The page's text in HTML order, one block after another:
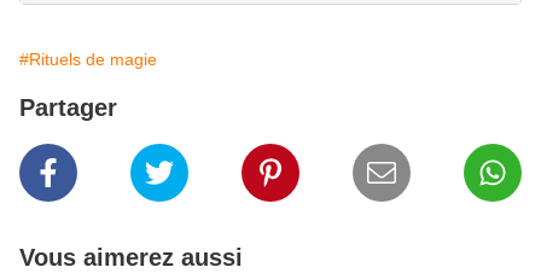
#Rituels de magie
Partager
Vous aimerez aussi